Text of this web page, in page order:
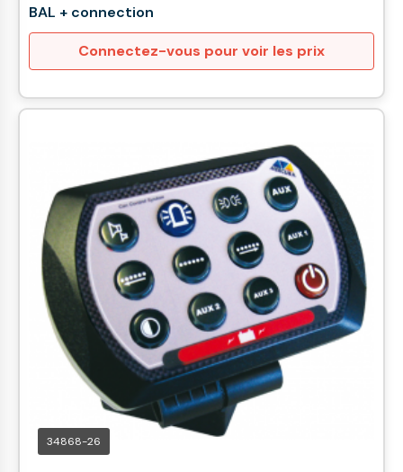
BAL + connection
Connectez-vous pour voir les prix
34868-26